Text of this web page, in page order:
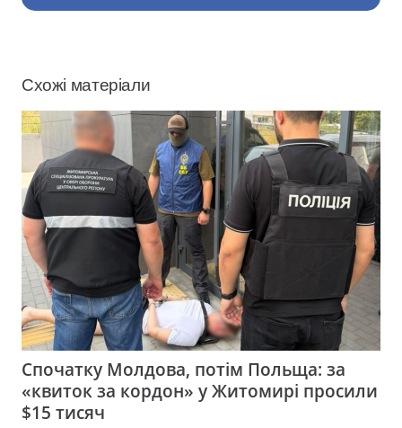
Схожі матеріали
Спочатку Молдова, потім Польща: за
«квиток за кордон» у Житомирі просили
$15 тисяч